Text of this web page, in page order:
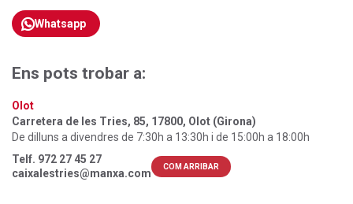
Whatsapp
Ens pots trobar a:
Olot
Carretera de les Tries, 85, 17800, Olot (Girona)
De dilluns a divendres de 7:30h a 13:30h i de 15:00h a 18:00h
Telf. 972 27 45 27
caixalestries@manxa.com
COM ARRIBAR